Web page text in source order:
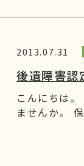
2013.07.31
後遺障害認
こんにちは
ませんか。